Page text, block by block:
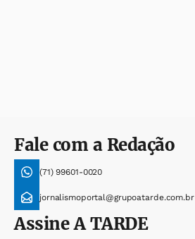
Fale com a Redação
(71) 99601-0020
jornalismoportal@grupoatarde.com.br
AssineA TARDE